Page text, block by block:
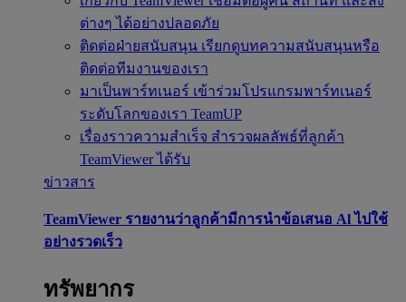
ต่างๆ ได้อย่างปลอดภัย
ติดต่อฝ่ายสนับสนุน เรียกดูบทความสนับสนุนหรือ
ติดต่อทีมงานของเรา
มาเป็นพาร์ทเนอร์ เข้าร่วมโปรแกรมพาร์ทเนอร์
ระดับโลกของเรา TeamUP
เรื่องราวความสำเร็จ สำรวจผลลัพธ์ที่ลูกค้า
TeamViewer ได้รับ
ข่าวสาร
TeamViewer รายงานว่าลูกค้ามีการนำข้อเสนอ Al ไปใช้
อย่างรวดเร็ว
ทรัพยากร